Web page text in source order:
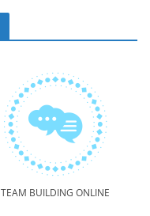
TEAM BUILDING ONLINE